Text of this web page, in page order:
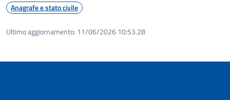
Anagrafe e stato civile
Ultimo aggiornamento: 11/06/2026 10:53.28